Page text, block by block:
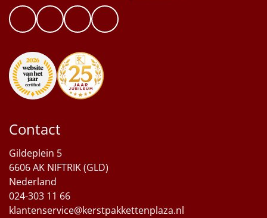
Contact
Gildeplein 5
6606 AK NIFTRIK (GLD)
Nederland
024-303 11 66
klantenservice@kerstpakkettenplaza.nl